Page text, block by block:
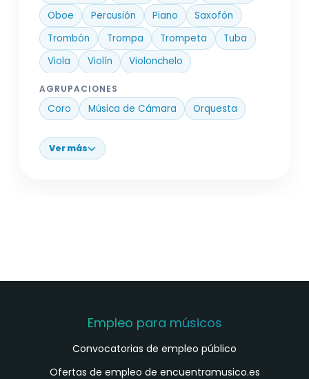
Oboe
Percusión Piano
Saxofón
Trombón
Trompa Trompeta
Tuba
Viola
Violín Violonchelo
AGRUPACIONES
Coro Música de Cámara Orquesta
Ver más
Empleo para músicos
Convocatorias de empleo público
Ofertas de empleo de encuentramusico.es